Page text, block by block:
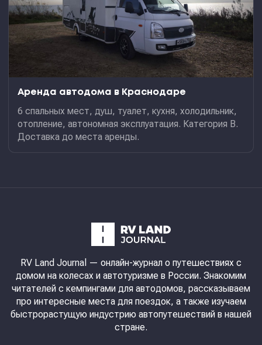
Аренда автодома в Краснодаре
6 спальных мест, душ, туалет, кухня, холодильник,
отопление, автономная эксплуатация. Категория В.
Доставка до места аренды.
RV Land Journal — онлайн-журнал о путешествиях с
домом на колесах и автотуризме в России. Знакомим
читателей с кемпингами для автодомов, рассказываем
про интересные места для поездок, а также изучаем
быстрорастущую индустрию автопутешествий в нашей
стране.